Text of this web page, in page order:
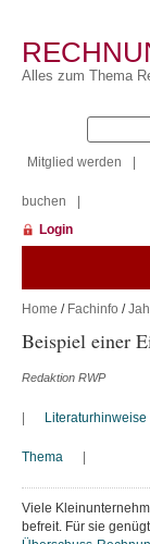
Alles zum Thema
Mitglied werden
buchen
Login
Home / Fachinfo /
Beispiel einer
Redaktion RWP
Literaturhinweise
Thema
Viele
befreit. Für sie